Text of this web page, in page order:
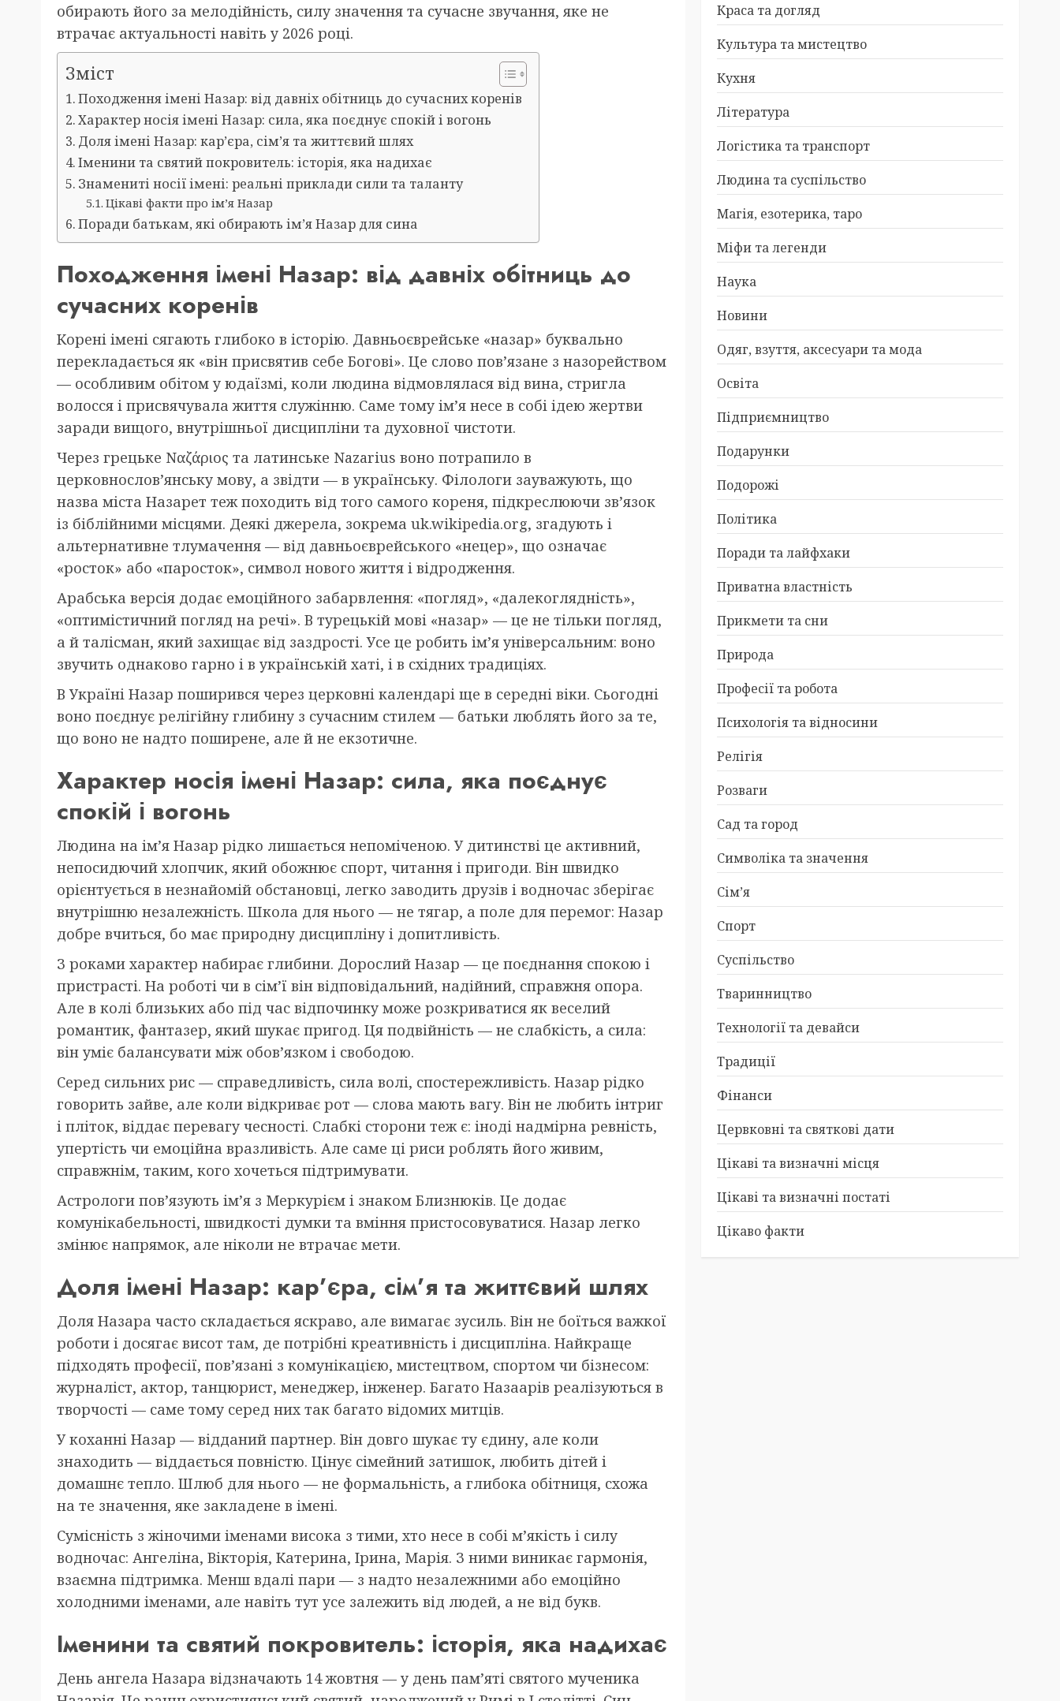
обирають його за мелодійність, силу значення та сучасне звучання, яке не
втрачає актуальності навіть у 2026 році.
Зміст
Походження імені Назар: від давніх обітниць до сучасних коренів
Характер носія імені Назар: сила, яка поєднує спокій і вогонь
Доля імені Назар: кар’єра, сім’я та життєвий шлях
Іменини та святий покровитель: історія, яка надихає
Знамениті носії імені: реальні приклади сили та таланту
Цікаві факти про ім’я Назар
Поради батькам, які обирають ім’я Назар для сина
Походження імені Назар: від давніх обітниць до
сучасних коренів
Корені імені сягають глибоко в історію. Давньоєврейське «назар» буквально
перекладається як «він присвятив себе Богові». Це слово пов’язане з назорейством
— особливим обітом у юдаїзмі, коли людина відмовлялася від вина, стригла
волосся і присвячувала життя служінню. Саме тому ім’я несе в собі ідею жертви
заради вищого, внутрішньої дисципліни та духовної чистоти.
Через грецьке Ναζάριος та латинське Nazarius воно потрапило в
церковнослов’янську мову, а звідти — в українську. Філологи зауважують, що
назва міста Назарет теж походить від того самого кореня, підкреслюючи зв’язок
із біблійними місцями. Деякі джерела, зокрема uk.wikipedia.org, згадують і
альтернативне тлумачення — від давньоєврейського «нецер», що означає
«росток» або «паросток», символ нового життя і відродження.
Арабська версія додає емоційного забарвлення: «погляд», «далекоглядність»,
«оптимістичний погляд на речі». В турецькій мові «назар» — це не тільки погляд,
а й талісман, який захищає від заздрості. Усе це робить ім’я універсальним: воно
звучить однаково гарно і в українській хаті, і в східних традиціях.
В Україні Назар поширився через церковні календарі ще в середні віки. Сьогодні
воно поєднує релігійну глибину з сучасним стилем — батьки люблять його за те,
що воно не надто поширене, але й не екзотичне.
Характер носія імені Назар: сила, яка поєднує
спокій і вогонь
Людина на ім’я Назар рідко лишається непоміченою. У дитинстві це активний,
непосидючий хлопчик, який обожнює спорт, читання і пригоди. Він швидко
орієнтується в незнайомій обстановці, легко заводить друзів і водночас зберігає
внутрішню незалежність. Школа для нього — не тягар, а поле для перемог: Назар
добре вчиться, бо має природну дисципліну і допитливість.
З роками характер набирає глибини. Дорослий Назар — це поєднання спокою і
пристрасті. На роботі чи в сім’ї він відповідальний, надійний, справжня опора.
Але в колі близьких або під час відпочинку може розкриватися як веселий
романтик, фантазер, який шукає пригод. Ця подвійність — не слабкість, а сила:
він уміє балансувати між обов’язком і свободою.
Серед сильних рис — справедливість, сила волі, спостережливість. Назар рідко
говорить зайве, але коли відкриває рот — слова мають вагу. Він не любить інтриг
і пліток, віддає перевагу чесності. Слабкі сторони теж є: іноді надмірна ревність,
упертість чи емоційна вразливість. Але саме ці риси роблять його живим,
справжнім, таким, кого хочеться підтримувати.
Астрологи пов’язують ім’я з Меркурієм і знаком Близнюків. Це додає
комунікабельності, швидкості думки та вміння пристосовуватися. Назар легко
змінює напрямок, але ніколи не втрачає мети.
Доля імені Назар: кар’єра, сім’я та життєвий шлях
Доля Назара часто складається яскраво, але вимагає зусиль. Він не боїться важкої
роботи і досягає висот там, де потрібні креативність і дисципліна. Найкраще
підходять професії, пов’язані з комунікацією, мистецтвом, спортом чи бізнесом:
журналіст, актор, танцюрист, менеджер, інженер. Багато Назаарів реалізуються в
творчості — саме тому серед них так багато відомих митців.
У коханні Назар — відданий партнер. Він довго шукає ту єдину, але коли
знаходить — віддається повністю. Цінує сімейний затишок, любить дітей і
домашнє тепло. Шлюб для нього — не формальність, а глибока обітниця, схожа
на те значення, яке закладене в імені.
Сумісність з жіночими іменами висока з тими, хто несе в собі м’якість і силу
водночас: Ангеліна, Вікторія, Катерина, Ірина, Марія. З ними виникає гармонія,
взаємна підтримка. Менш вдалі пари — з надто незалежними або емоційно
холодними іменами, але навіть тут усе залежить від людей, а не від букв.
Іменини та святий покровитель: історія, яка надихає
День ангела Назара відзначають 14 жовтня — у день пам’яті святого мученика
Краса та догляд
Культура та мистецтво
Кухня
Література
Логістика та транспорт
Людина та суспільство
Магія, езотерика, таро
Міфи та легенди
Наука
Новини
Одяг, взуття, аксесуари та мода
Освіта
Підприємництво
Подарунки
Подорожі
Політика
Поради та лайфхаки
Приватна властність
Прикмети та сни
Природа
Професії та робота
Психологія та відносини
Релігія
Розваги
Сад та город
Символіка та значення
Сім’я
Спорт
Суспільство
Тваринництво
Технології та девайси
Традиції
Фінанси
Цервковні та святкові дати
Цікаві та визначні місця
Цікаві та визначні постаті
Цікаво факти